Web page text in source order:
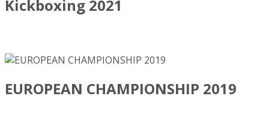
Kickboxing 2021
EUROPEAN CHAMPIONSHIP 2019